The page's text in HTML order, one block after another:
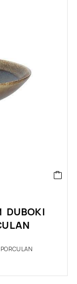
DUBOKI